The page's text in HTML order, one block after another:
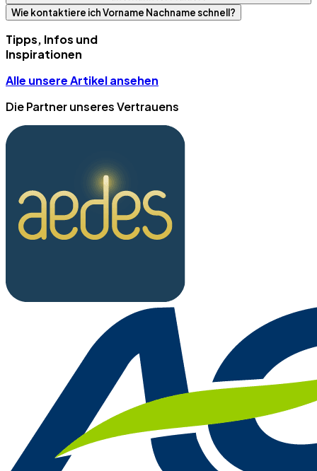
Wie kontaktiere ich Vorname Nachname schnell?
Tipps, Infos und
Inspirationen
Alle unsere Artikel ansehen
Die Partner unseres Vertrauens